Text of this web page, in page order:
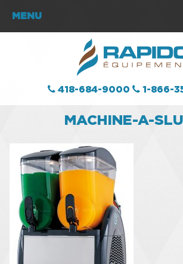
MENU
418-684-9000 1-866-
MACHINE-A-